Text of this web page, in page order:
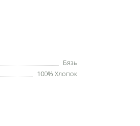
Бязь
100% Хлопок